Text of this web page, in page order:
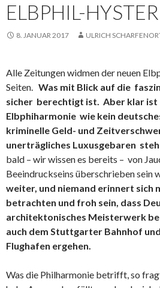
ELBPHIL-
8. JANUAR 2017 ULRICH
Alle Zeitungen widmen der neuen
Seiten. Was mit Blick auf die
sicher berechtigt ist. Aber klar ist
Elbphiharmonie wie kein
kriminelle Geld- und
unerträgliches Luxusgebaren
bald – wir wissen es bereits – von
Beeindruckseins überschrieben sein
weiter, und niemand erinnert sich
betrachten und froh sein, dass
architektonisches Meisterwerk
auch dem Stuttgarter Bahnhof
Flughafen ergehen.
Was die Philharmonie betrifft, so